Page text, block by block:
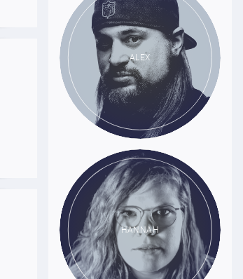
ALEX
HANNAH